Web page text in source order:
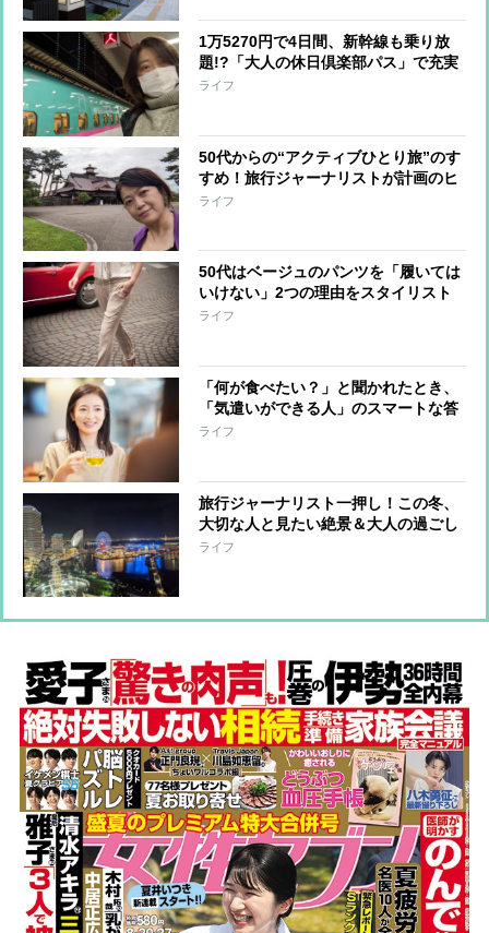
1万5270円で4日間、新幹線も乗り放
題!?「大人の休日倶楽部パス」で充実
の東北旅リポート
ライフ
50代からの“アクティブひとり旅”のす
すめ！旅行ジャーナリストが計画のヒ
ント＆おすすめ宿を紹介
ライフ
50代はベージュのパンツを「履いては
いけない」2つの理由をスタイリスト
が解説
ライフ
「何が食べたい？」と聞かれたとき、
「気遣いができる人」のスマートな答
え方
ライフ
旅行ジャーナリスト一押し！この冬、
大切な人と見たい絶景＆大人の過ごし
方、期間限定＆お得情報も
ライフ